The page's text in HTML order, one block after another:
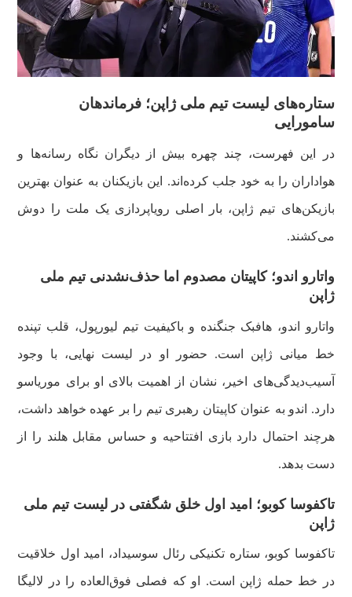
ستاره‌های لیست تیم ملی ژاپن؛ فرماندهان
سامورایی
در این فهرست، چند چهره بیش از دیگران نگاه رسانه‌ها و
هواداران را به خود جلب کرده‌اند. این بازیکنان به عنوان بهترین
بازیکن‌های تیم ژاپن، بار اصلی رویاپردازی یک ملت را دوش
می‌کشند.
واتارو اندو؛ کاپیتان مصدوم اما حذف‌نشدنی تیم ملی
ژاپن
واتارو اندو، هافبک جنگنده و باکیفیت تیم لیورپول، قلب تپنده
خط میانی ژاپن است. حضور او در لیست نهایی، با وجود
آسیب‌دیدگی‌های اخیر، نشان از اهمیت بالای او برای موریاسو
دارد. اندو به عنوان کاپیتان رهبری تیم را بر عهده خواهد داشت،
هرچند احتمال دارد بازی افتتاحیه و حساس مقابل هلند را از
دست بدهد.
تاکفوسا کوبو؛ امید اول خلق شگفتی در لیست تیم ملی
ژاپن
تاکفوسا کوبو، ستاره تکنیکی رئال سوسیداد، امید اول خلاقیت
در خط حمله ژاپن است. او که فصلی فوق‌العاده را در لالیگا